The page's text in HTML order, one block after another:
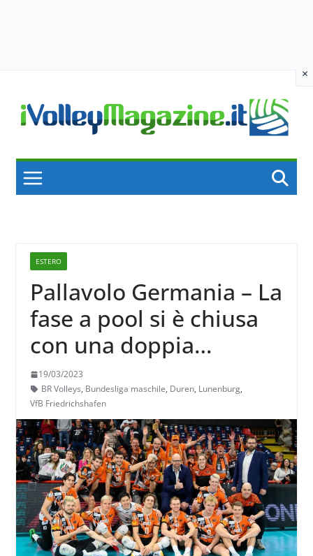
×
content
ESTERO
Pallavolo Germania – La
fase a pool si è chiusa
con una doppia
sorpresa alle spalle di
Berlino
19/03/2023
BR Volleys, Bundesliga maschile, Duren, Lunenburg,
VfB Friedrichshafen